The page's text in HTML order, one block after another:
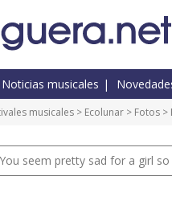
Noticias musicales
musicales > Ecolunar > Fotos >
seem pretty sad for a girl